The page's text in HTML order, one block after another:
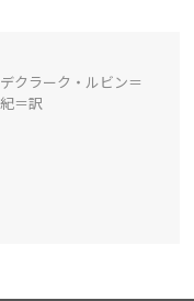
クラーク・ルビン＝
＝訳